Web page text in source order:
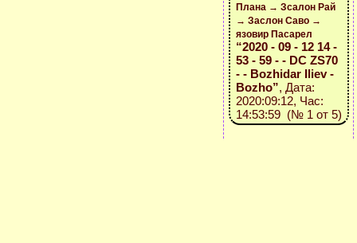
Плана → Зсалон Рай
→ Заслон Саво →
язовир Пасарел
“2020 - 09 - 12 14 -
53 - 59 - - DC ZS70
- - Bozhidar Iliev -
Bozho”, Дата:
2020:09:12, Час:
14:53:59 (№ 1 от 5)